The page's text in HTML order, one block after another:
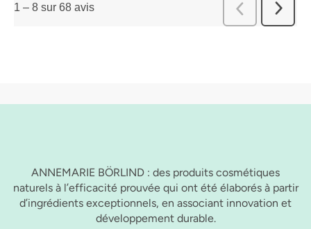
1 – 8 sur 68 avis PrécédentSuivant
avis
ANNEMARIE BÖRLIND : des produits cosmétiques
naturels à l’efficacité prouvée qui ont été élaborés à partir
d’ingrédients exceptionnels, en associant innovation et
développement durable.